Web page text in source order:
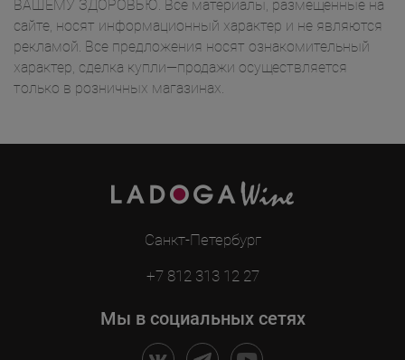
ВАШЕМУ ЗДОРОВЬЮ. Все материалы, размещенные на
сайте, носят информационный характер и не являются
рекламой. Все предложения носят ознакомительный
характер, сделка купли—продажи осуществляется
только в розничных магазинах.
Санкт-Петербург
+7 812 313 12 27
Мы в социальных сетях